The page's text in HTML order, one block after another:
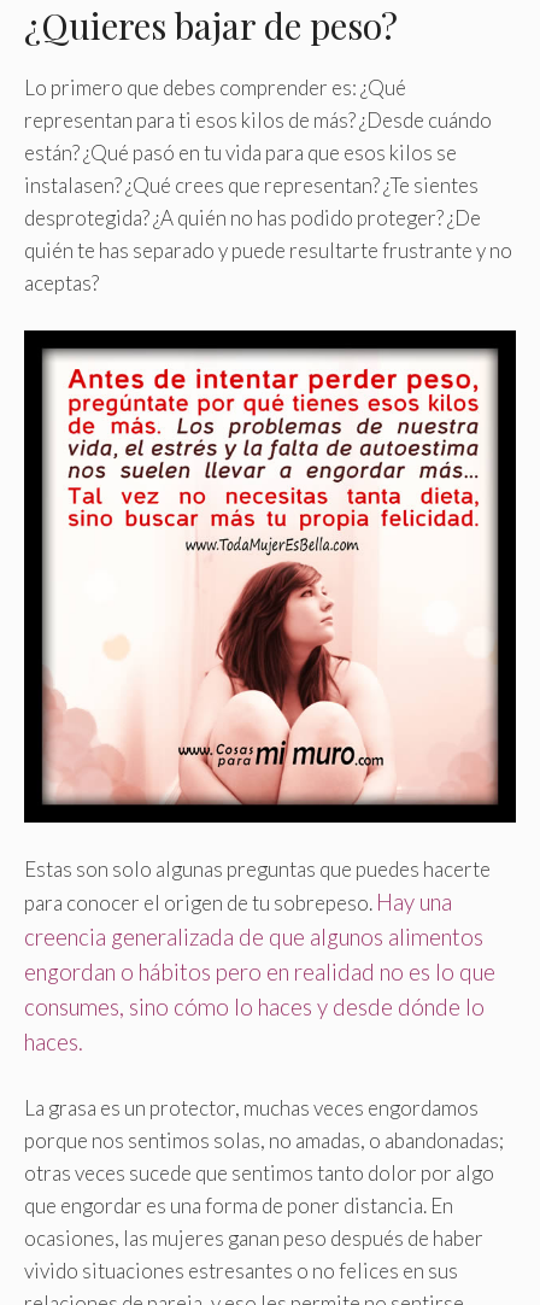
¿Quieres bajar de peso?
Lo primero que debes comprender es: ¿Qué
representan para ti esos kilos de más? ¿Desde cuándo
están? ¿Qué pasó en tu vida para que esos kilos se
instalasen? ¿Qué crees que representan? ¿Te sientes
desprotegida? ¿A quién no has podido proteger? ¿De
quién te has separado y puede resultarte frustrante y no
aceptas?
Estas son solo algunas preguntas que puedes hacerte
para conocer el origen de tu sobrepeso. Hay una
creencia generalizada de que algunos alimentos
engordan o hábitos pero en realidad no es lo que
consumes, sino cómo lo haces y desde dónde lo
haces.
La grasa es un protector, muchas veces engordamos
porque nos sentimos solas, no amadas, o abandonadas;
otras veces sucede que sentimos tanto dolor por algo
que engordar es una forma de poner distancia. En
ocasiones, las mujeres ganan peso después de haber
vivido situaciones estresantes o no felices en sus